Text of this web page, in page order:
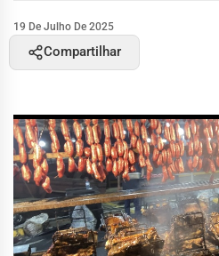
19 De Julho De 2025
Compartilhar